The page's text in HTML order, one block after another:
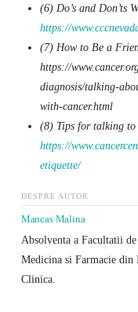
(6) Do’s and Don’ts
https://
(7) How to Be a
https://
diagnosis/talking-
with-cancer.html
(8) Tips for talking to
https://
etiquette/
DESPRE AUTOR
Mancas Malina
Absolventa a Facultatii
Medicina si Farmacie din
Clinica.